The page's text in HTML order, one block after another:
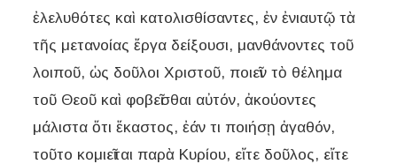
ἐλελυθότες καὶ κατολισθίσαντες, ἐν ἐνιαυτῷ τὰ
τῆς μετανοίας ἔργα δείξουσι, μανθάνοντες τοῦ
λοιποῦ, ὡς δοῦλοι Χριστοῦ, ποιεῖν τὸ θέλημα
τοῦ Θεοῦ καὶ φοβεῖσθαι αὐτόν, ἀκούοντες
μάλιστα ὅτι ἕκαστος, ἐάν τι ποιήσῃ ἀγαθόν,
τοῦτο κομιεῖται παρὰ Κυρίου, εἴτε δοῦλος, εἴτε